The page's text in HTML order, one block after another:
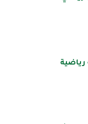
رياضية